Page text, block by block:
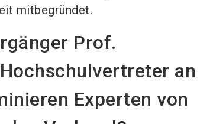
mitbegründet.
Prof.
an
Experten von